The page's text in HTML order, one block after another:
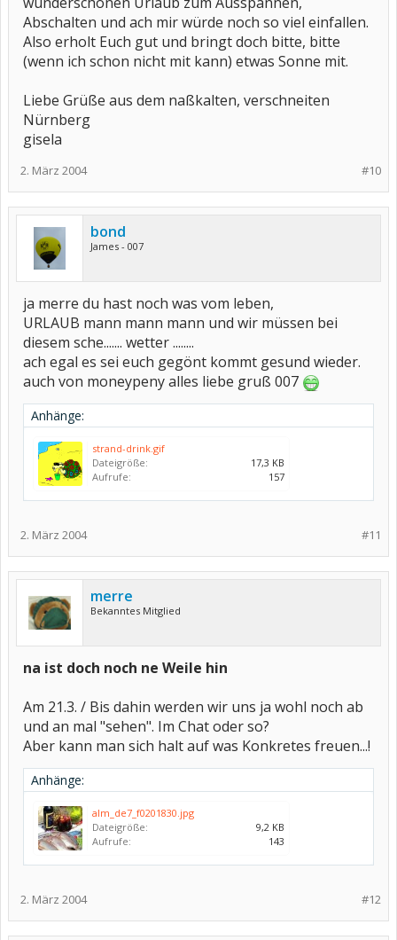
Abschalten und ach mir würde noch so viel einfallen.
Also erholt Euch gut und bringt doch bitte, bitte
(wenn ich schon nicht mit kann) etwas Sonne mit.
Liebe Grüße aus dem naßkalten, verschneiten
Nürnberg
gisela
#10
2. März 2004
bond
James - 007
ja merre du hast noch was vom leben,
URLAUB mann mann mann und wir müssen bei
diesem sche....... wetter ........
ach egal es sei euch gegönt kommt gesund wieder.
auch von moneypeny alles liebe gruß 007
Anhänge:
strand-drink.gif
Dateigröße:
17,3 KB
Aufrufe:
157
#11
2. März 2004
merre
Bekanntes Mitglied
na ist doch noch ne Weile hin
Am 21.3. / Bis dahin werden wir uns ja wohl noch ab
und an mal "sehen". Im Chat oder so?
Aber kann man sich halt auf was Konkretes freuen...!
Anhänge:
alm_de7_f0201830.jpg
Dateigröße:
9,2 KB
Aufrufe:
143
#12
2. März 2004